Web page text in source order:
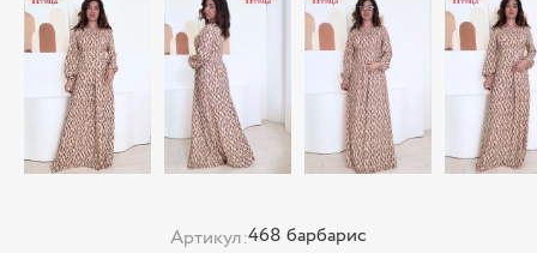
Артикул:468 барбарис